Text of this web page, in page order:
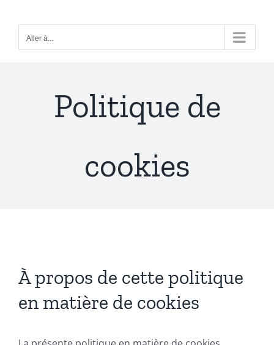
contenuAller à...
Politique de
cookies
À propos de cette politique
en matière de cookies